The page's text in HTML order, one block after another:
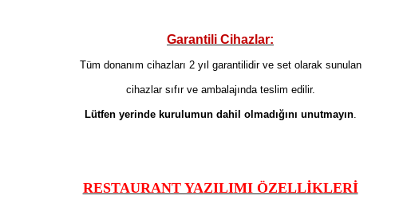
Garantili Cihazlar:
Tüm donanım cihazları 2 yıl garantilidir ve set olarak sunulan
cihazlar sıfır ve ambalajında teslim edilir.
Lütfen yerinde kurulumun dahil olmadığını unutmayın.
RESTAURANT YAZILIMI ÖZELLİKLERİ